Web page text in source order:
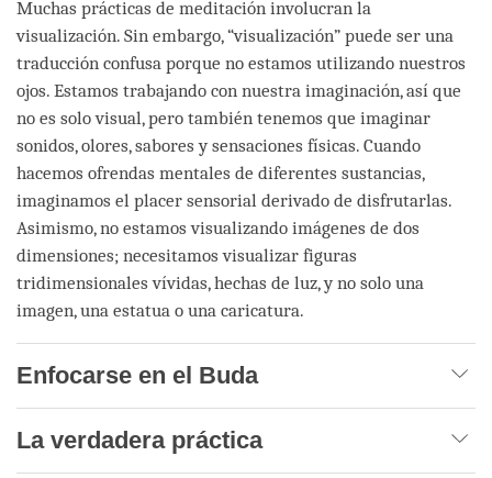
Muchas prácticas de meditación involucran la
visualización. Sin embargo, “visualización” puede ser una
traducción confusa porque no estamos utilizando nuestros
ojos. Estamos trabajando con nuestra imaginación, así que
no es solo visual, pero también tenemos que imaginar
sonidos, olores, sabores y sensaciones físicas. Cuando
hacemos ofrendas mentales de diferentes sustancias,
imaginamos el placer sensorial derivado de disfrutarlas.
Asimismo, no estamos visualizando imágenes de dos
dimensiones; necesitamos visualizar figuras
tridimensionales vívidas, hechas de luz, y no solo una
imagen, una estatua o una caricatura.
Enfocarse en el Buda
La verdadera práctica